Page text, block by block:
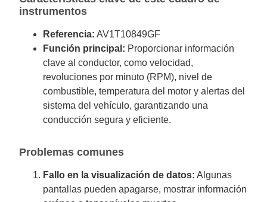
instrumentos
Referencia: AV1T10849GF
Función principal: Proporcionar información
clave al conductor, como velocidad,
revoluciones por minuto (RPM), nivel de
combustible, temperatura del motor y alertas del
sistema del vehículo, garantizando una
conducción segura y eficiente.
Problemas comunes
Fallo en la visualización de datos: Algunas
pantallas pueden apagarse, mostrar información